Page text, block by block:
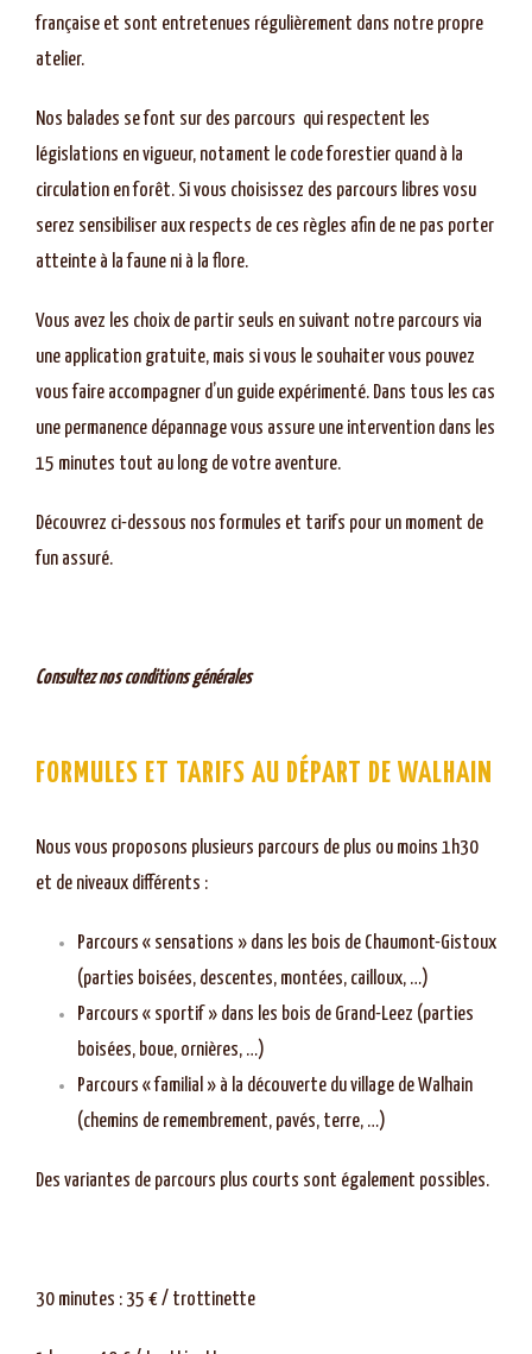
française et sont entretenues régulièrement dans notre propre
atelier.
Nos balades se font sur des parcours qui respectent les
législations en vigueur, notament le code forestier quand à la
circulation en forêt. Si vous choisissez des parcours libres vosu
serez sensibiliser aux respects de ces règles afin de ne pas porter
atteinte à la faune ni à la flore.
Vous avez les choix de partir seuls en suivant notre parcours via
une application gratuite, mais si vous le souhaiter vous pouvez
vous faire accompagner d’un guide expérimenté. Dans tous les cas
une permanence dépannage vous assure une intervention dans les
15 minutes tout au long de votre aventure.
Découvrez ci-dessous nos formules et tarifs pour un moment de
fun assuré.
Consultez nos conditions générales
FORMULES ET TARIFS AU DÉPART DE WALHAIN
Nous vous proposons plusieurs parcours de plus ou moins 1h30
et de niveaux différents :
Parcours « sensations » dans les bois de Chaumont-Gistoux
(parties boisées, descentes, montées, cailloux, …)
Parcours « sportif » dans les bois de Grand-Leez (parties
boisées, boue, ornières, …)
Parcours « familial » à la découverte du village de Walhain
(chemins de remembrement, pavés, terre, …)
Des variantes de parcours plus courts sont également possibles.
30 minutes : 35 € / trottinette